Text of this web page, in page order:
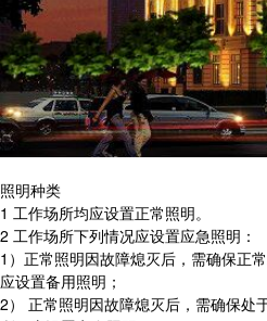
照明种类
1 工作场所均应设置正常照明。
2 工作场所下列情况应设置应急照明：
1）正常照明因故障熄灭后，需确保正
应设置备用照明；
2） 正常照明因故障熄灭后，需确保处